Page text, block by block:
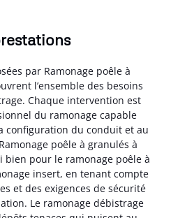
par Ramonage poêle à
l’ensemble des besoins
Chaque intervention est
du ramonage capable
configuration du conduit et au
poêle à granulés à
pour le ramonage poêle à
insert, en tenant compte
et des exigences de sécurité
Le ramonage débistrage